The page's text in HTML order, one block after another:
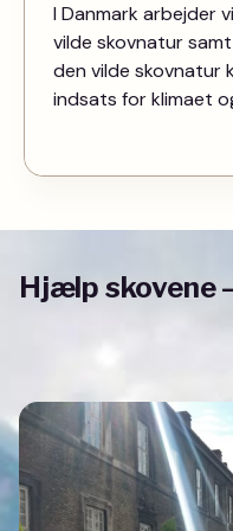
I Danmark arbejder
vilde skovnatur
den vilde skovnatur
indsats for klimaet
Hjælp skovene